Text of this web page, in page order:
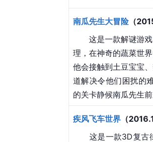
南瓜先生大冒险（
这是一款解谜游戏
理，在神奇的蔬菜世
他会接触到土豆宝宝
道解决令他们困扰的
的关卡静候南瓜先生
疾风飞车世界 （
这是一款3D复古街